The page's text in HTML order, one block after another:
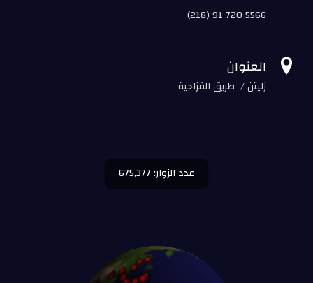
(218) 91 720 5566
 العنوان
زليتن / طريق القزاحية
عدد الزوار: 675,377